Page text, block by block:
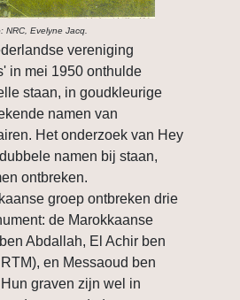
NRC, Evelyne Jacq.
vereniging
in mei 1950 onthulde
staan, in goudkleurige
namen van
Het onderzoek van Hey
namen bij staan,
ontbreken.
groep ontbreken drie
de Marokkaanse
Abdallah, El Achir ben
en Messaoud ben
graven zijn wel in